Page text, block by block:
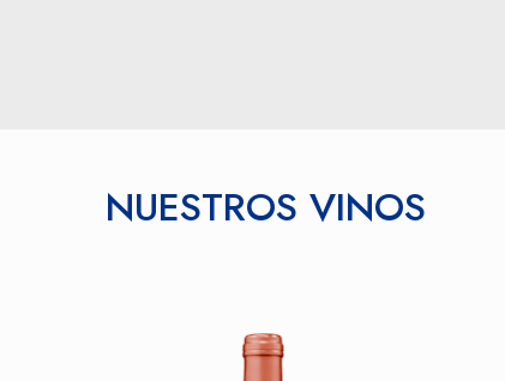
NUESTROS VINOS